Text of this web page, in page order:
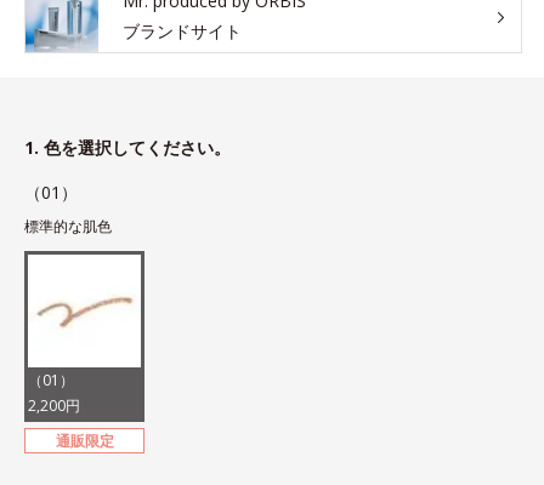
ブランドサイト
1. 色を選択してください。
（01）
標準的な肌色
（01）
2,200円
通販限定